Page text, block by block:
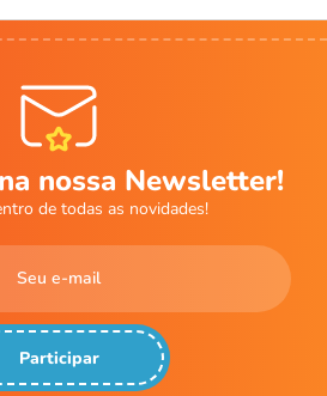
nossa Newsletter!
de todas as novidades!
Participar